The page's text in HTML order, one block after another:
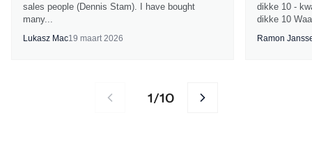
sales people (Dennis Stam). I have bought
many...
Lukasz Mac19 maart 2026
dikke 10 -
dikke 10
Ramon
1/10